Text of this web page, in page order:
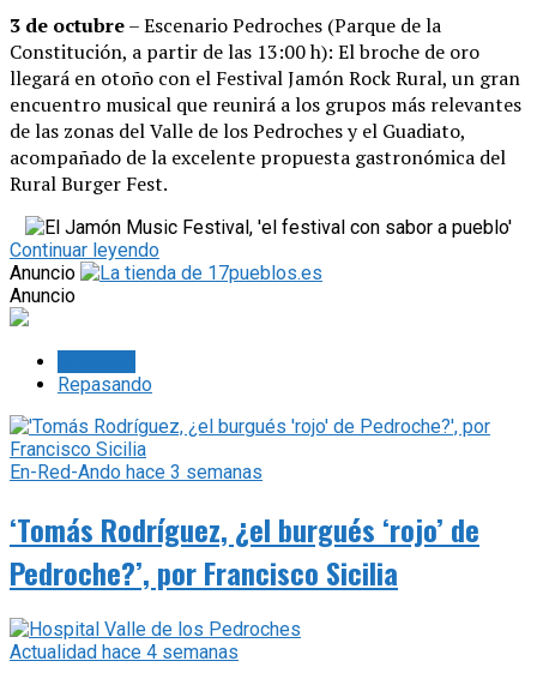
3 de octubre– Escenario Pedroches (Parque de la
Constitución, a partir de las 13:00 h): El broche de oro
llegará en otoño con el Festival Jamón Rock Rural, un gran
encuentro musical que reunirá a los grupos más relevantes
de las zonas del Valle de los Pedroches y el Guadiato,
acompañado de la excelente propuesta gastronómica del
Rural Burger Fest.
Continuar leyendo
Anuncio
Anuncio
Repasando
En-Red-Ando hace 3 semanas
‘Tomás Rodríguez, ¿el burgués ‘rojo’ de
Pedroche?’, por Francisco Sicilia
Actualidad hace 4 semanas